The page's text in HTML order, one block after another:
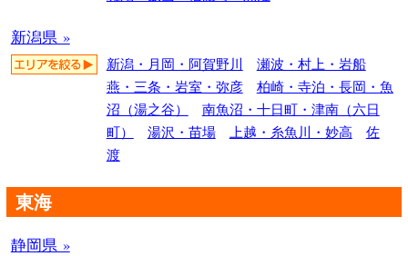
新潟県 »
新潟・月岡・阿賀野川
瀬波・村上・岩船
燕・三条・岩室・弥彦
柏崎・寺泊・長岡・魚
沼（湯之谷）
南魚沼・十日町・津南（六日
町）
湯沢・苗場 上越・糸魚川・妙高
佐
渡
東海
静岡県 »